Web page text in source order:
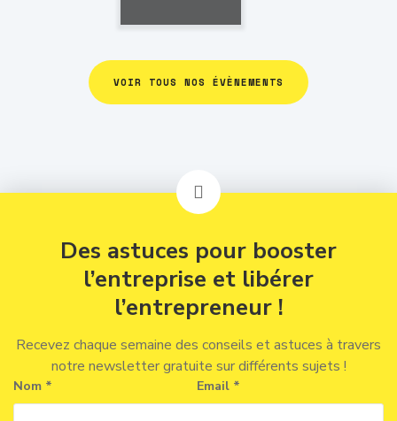
VOIR TOUS NOS ÉVÈNEMENTS
Des astuces pour booster
l’entreprise et libérer
l’entrepreneur !
Recevez chaque semaine des conseils et astuces à travers
notre newsletter gratuite sur différents sujets !
Nom * Email *